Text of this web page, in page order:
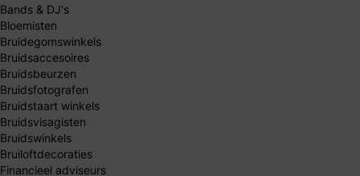
Bands & DJ's
Bloemisten
Bruidegomswinkels
Bruidsaccesoires
Bruidsbeurzen
Bruidsfotografen
Bruidstaart winkels
Bruidsvisagisten
Bruidswinkels
Bruiloftdecoraties
Financieel adviseurs